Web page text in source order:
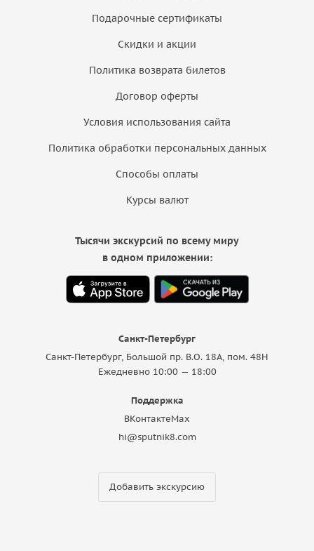
Подарочные сертификаты
Скидки и акции
Политика возврата билетов
Договор оферты
Условия использования сайта
Политика обработки персональных данных
Способы оплаты
Курсы валют
Санкт-Петербург
Санкт-Петербург, Большой пр. В.О. 18A, пом. 48Н
Ежедневно 10:00 — 18:00
Поддержка
ВКонтактеMax
hi@sputnik8.com
Добавить экскурсию
Тысячи экскурсий по всему миру
в одном приложении: